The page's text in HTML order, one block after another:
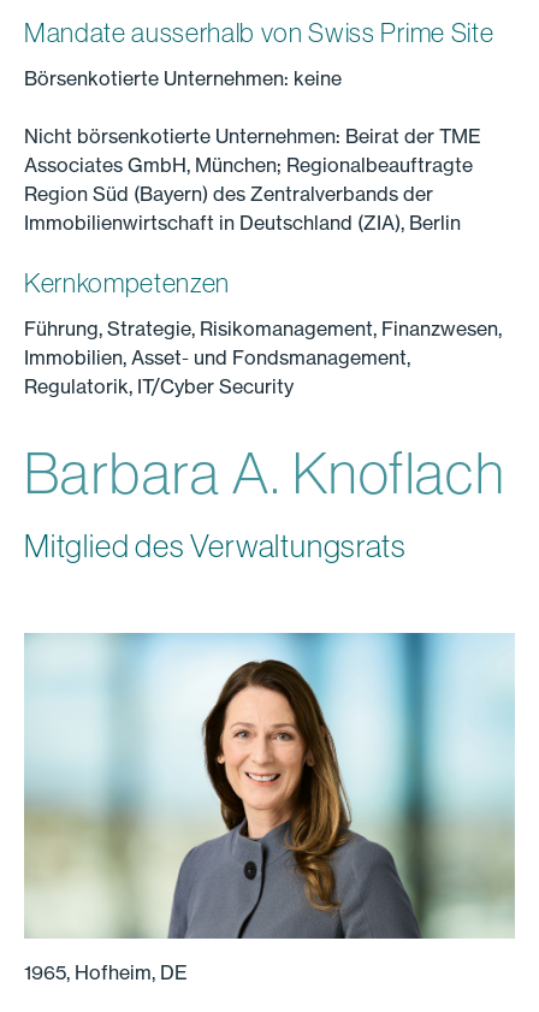
Mandate ausserhalb von Swiss Prime Site
Börsenkotierte Unternehmen: keine
Nicht börsenkotierte Unternehmen: Beirat der TME
Associates GmbH, München; Regionalbeauftragte
Region Süd (Bayern) des Zentralverbands der
Immobilienwirtschaft in Deutschland (ZIA), Berlin
Kernkompetenzen
Führung, Strategie, Risikomanagement, Finanzwesen,
Immobilien, Asset- und Fondsmanagement,
Regulatorik, IT/Cyber Security
Barbara A. Knoflach
Mitglied des Verwaltungsrats
1965, Hofheim, DE